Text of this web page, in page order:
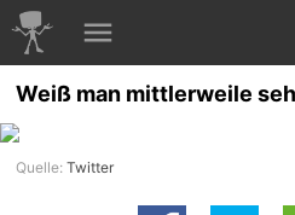
Weiß man mittlerweile
Quelle:Twitter